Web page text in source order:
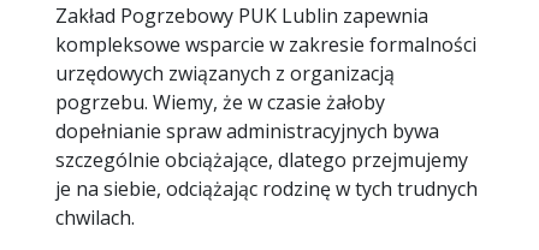
Zakład Pogrzebowy PUK Lublin zapewnia
kompleksowe wsparcie w zakresie formalności
urzędowych związanych z organizacją
pogrzebu. Wiemy, że w czasie żałoby
dopełnianie spraw administracyjnych bywa
szczególnie obciążające, dlatego przejmujemy
je na siebie, odciążając rodzinę w tych trudnych
chwilach.